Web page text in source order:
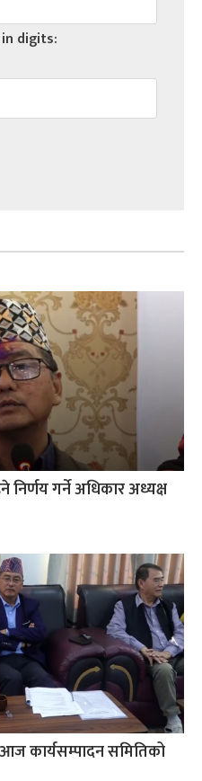
digits:
गर्ने अधिकार अध्यक्ष
आज कार्यसम्पादन समितिको